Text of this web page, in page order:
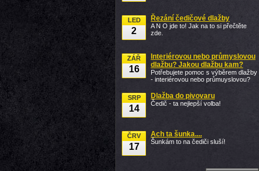
LED
2
Řezání čedičové dlažby
A N O jde to! Jak na to si přečtěte
zde.
ZÁŘ
16
Interiérovou nebo průmyslovou
dlažbu? Jakou dlažbu kam?
Potřebujete pomoc s výběrem dlažby
- interiérovou nebo průmuyslovou?
SRP
14
Dlažba do pivovaru
Čedič - ta nejlepší volba!
ČRV
17
Ach ta šunka....
Šunkám to na čediči sluší!